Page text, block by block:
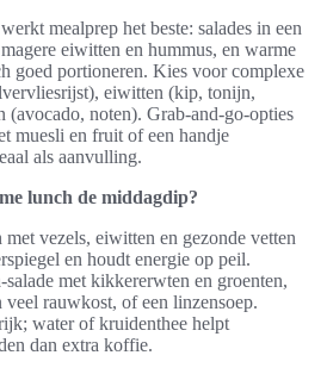
mealprep het beste: salades in een
eiwitten en hummus, en warme
goed portioneren. Kies voor complexe
eiwitten (kip, tonijn,
(avocado, noten). Grab-and-go-opties
muesli en fruit of een handje
als aanvulling.
lunch de middagdip?
vezels, eiwitten en gezonde vetten
en houdt energie op peil.
met kikkererwten en groenten,
rauwkost, of een linzensoep.
water of kruidenthee helpt
dan extra koffie.